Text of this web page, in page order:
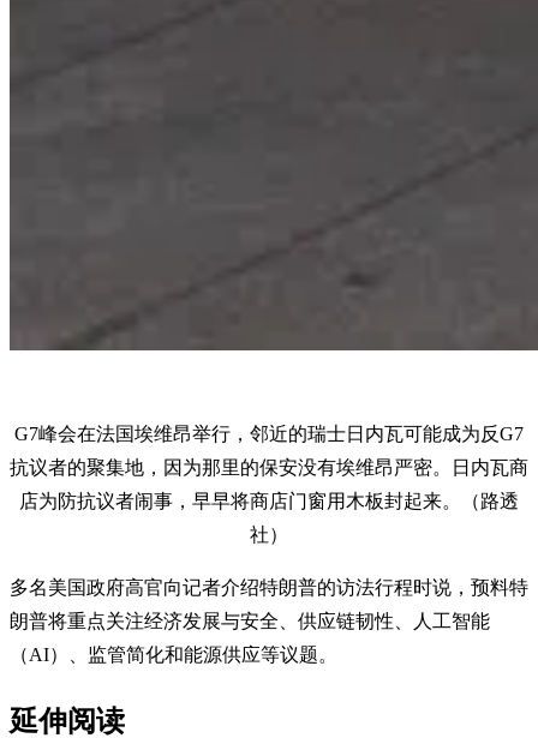
G7峰会在法国埃维昂举行，邻近的瑞士日内瓦可能成为反G7
抗议者的聚集地，因为那里的保安没有埃维昂严密。日内瓦商
店为防抗议者闹事，早早将商店门窗用木板封起来。（路透
社）
多名美国政府高官向记者介绍特朗普的访法行程时说，预料特
朗普将重点关注经济发展与安全、供应链韧性、人工智能
（AI）、监管简化和能源供应等议题。
延伸阅读